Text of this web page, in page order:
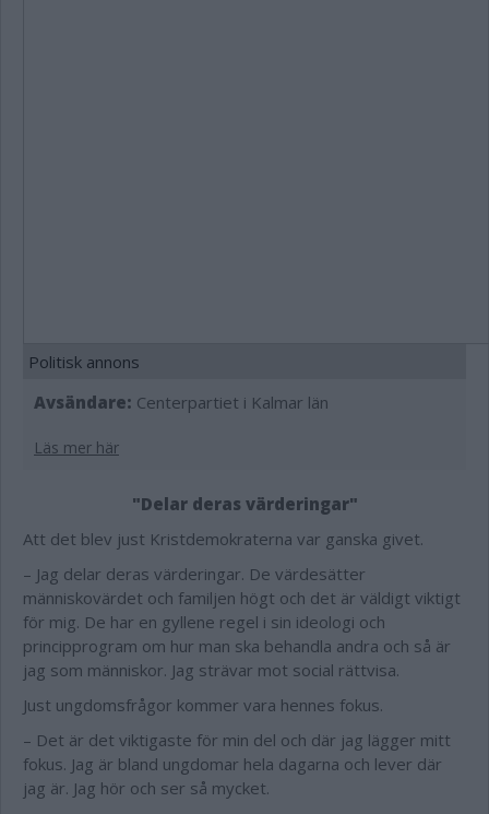
Politisk annons
Avsändare: Centerpartiet i Kalmar län
Läs mer här
"Delar deras värderingar"
Att det blev just Kristdemokraterna var ganska givet.
– Jag delar deras värderingar. De värdesätter
människovärdet och familjen högt och det är väldigt viktigt
för mig. De har en gyllene regel i sin ideologi och
principprogram om hur man ska behandla andra och så är
jag som människor. Jag strävar mot social rättvisa.
Just ungdomsfrågor kommer vara hennes fokus.
– Det är det viktigaste för min del och där jag lägger mitt
fokus. Jag är bland ungdomar hela dagarna och lever där
jag är. Jag hör och ser så mycket.